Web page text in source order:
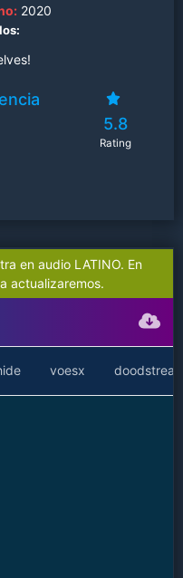
2020
5.8
Rating
en audio LATINO. En
actualizaremos.
voesx